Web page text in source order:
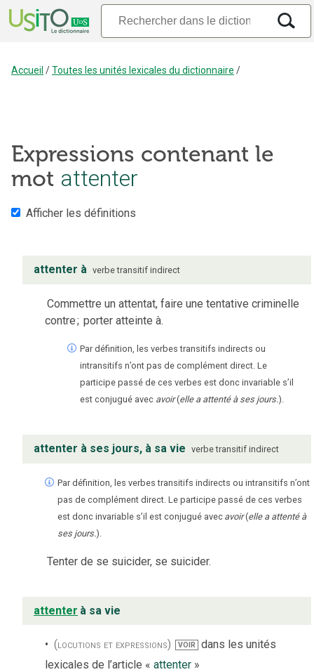
Accueil /Toutes les unités lexicales du dictionnaire /
Expressions contenant le
mot attenter
Afficher les définitions
attenter à verbe transitif indirect
Commettre un attentat, faire une tentative criminelle
contre; porter atteinte à.
Par définition, les verbes transitifs indirects ou
intransitifs n’ont pas de complément direct. Le
participe passé de ces verbes est donc invariable s’il
est conjugué avec avoir (elle a attenté à ses jours.).
attenter à ses jours, à sa vie verbe transitif indirect
Par définition, les verbes transitifs indirects ou intransitifs n’ont
pas de complément direct. Le participe passé de ces verbes
est donc invariable s’il est conjugué avec avoir(elle a attenté à
ses jours.).
Tenter de se suicider, se suicider.
attenter à sa vie
(locutions et expressions) VOIR dans les unités
lexicales de l’article « attenter »